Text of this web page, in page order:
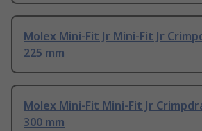
Molex Mini-Fit Jr Mini-Fit Jr
225 mm
Molex Mini-Fit Mini-Fit Jr
300 mm